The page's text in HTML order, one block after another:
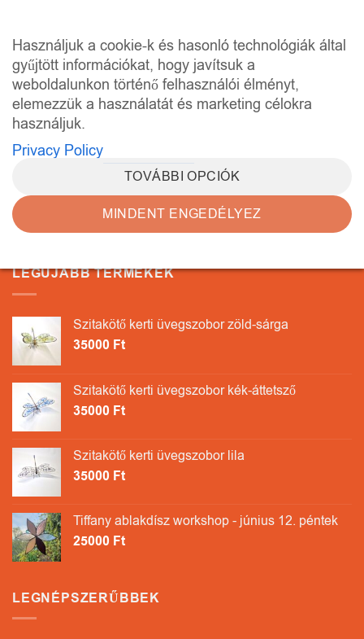
Használjuk a cookie-k és hasonló technológiák által
gyűjtött információkat, hogy javítsuk a
weboldalunkon történő felhasználói élményt,
elemezzük a használatát és marketing célokra
használjuk.
Privacy Policy
TOVÁBBI OPCIÓK
MINDENT ENGEDÉLYEZ
content
KEZDŐLAP / “ÜVEGMEDÁL” CÍMKÉVEL
RENDELKEZŐ TERMÉKEK
Egy termék se felelt meg a keresésnek.
LEGÚJABB TERMÉKEK
Szitakötő kerti üvegszobor zöld-sárga
35000 Ft
Szitakötő kerti üvegszobor kék-áttetsző
35000 Ft
Szitakötő kerti üvegszobor lila
35000 Ft
Tiffany ablakdísz workshop - június 12. péntek
25000 Ft
LEGNÉPSZERŰBBEK